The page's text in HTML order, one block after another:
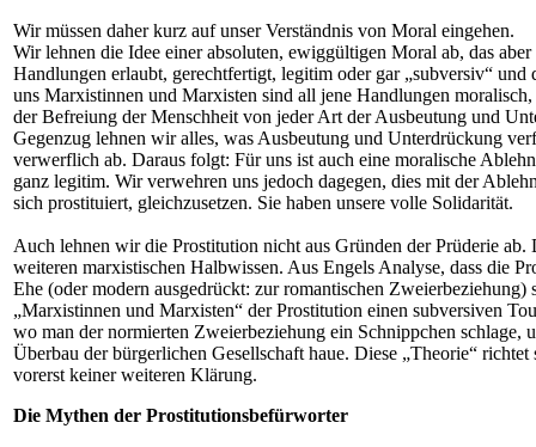
Wir müssen daher kurz auf unser Verständnis von Moral eingehen.
Wir lehnen die Idee einer absoluten, ewiggültigen Moral ab, das aber
Handlungen erlaubt, gerechtfertigt, legitim oder gar „subversiv“ und
uns Marxistinnen und Marxisten sind all jene Handlungen
der Befreiung der Menschheit von jeder Art der Ausbeutung und
Gegenzug lehnen wir alles, was Ausbeutung und Unterdrückung
verwerflich ab. Daraus folgt: Für uns ist auch eine moralische
ganz legitim. Wir verwehren uns jedoch dagegen, dies mit der
sich prostituiert, gleichzusetzen. Sie haben unsere volle Solidarität.
Auch lehnen wir die Prostitution nicht aus Gründen der Prüderie ab.
weiteren marxistischen Halbwissen. Aus Engels Analyse, dass die
Ehe (oder modern ausgedrückt: zur romantischen Zweierbeziehung)
„Marxistinnen und Marxisten“ der Prostitution einen subversiven
wo man der normierten Zweierbeziehung ein Schnippchen schlage,
Überbau der bürgerlichen Gesellschaft haue. Diese „Theorie“
vorerst keiner weiteren Klärung.
Die Mythen der Prostitutionsbefürworter